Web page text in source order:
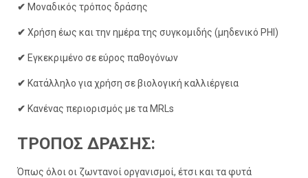
✔ Μοναδικός τρόπος δράσης
✔ Χρήση έως και την ημέρα της συγκομιδής (μηδενικό PHI)
✔ Εγκεκριμένο σε εύρος παθογόνων
✔ Κατάλληλο για χρήση σε βιολογική καλλιέργεια
✔ Κανένας περιορισμός με τα MRLs
ΤΡΟΠΟΣ ΔΡΑΣΗΣ:
Όπως όλοι οι ζωντανοί οργανισμοί, έτσι και τα φυτά